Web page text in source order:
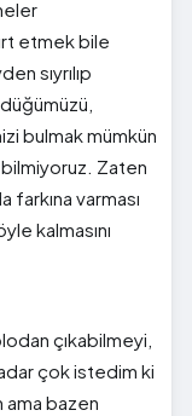
etmek bile
sıyrılıp
bulmak mümkün
Zaten
farkına varması
kalmasını
çıkabilmeyi,
çok istedim ki
ama bazen